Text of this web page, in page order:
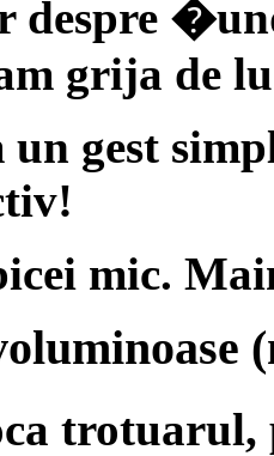
despre
grija de
un gest
mic.
trotuarul,